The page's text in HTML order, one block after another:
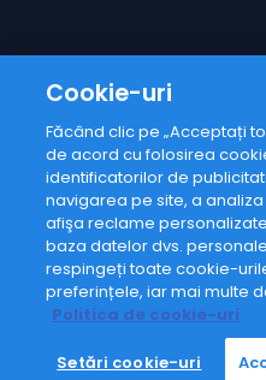
Adresă de email
De acord cu
Mă
Cookie-uri
Făcând clic pe „Acceptați
de acord cu folosirea
identificatorilor de
navigarea pe site, a
afişa reclame
baza datelor dvs.
respingeți toate cookie-
preferințele, iar mai multe
Politica de cookie-uri
Setări cookie-uri